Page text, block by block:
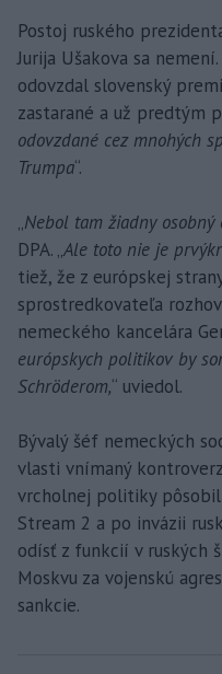
Postoj ruského
Jurija Ušakova sa
odovzdal slovenský
zastarané a už predtým
odovzdané cez mnohých
Trumpa“.
„Nebol tam žiadny osobný
DPA. „Ale toto nie je
tiež, že z európskej
sprostredkovateľa
nemeckého kancelára
európskych politikov by
Schröderom,“ uviedol.
Bývalý šéf nemeckých
vlasti vnímaný
vrcholnej politiky
Stream 2 a po invázii
odísť z funkcií v ruských
Moskvu za vojenskú
sankcie.